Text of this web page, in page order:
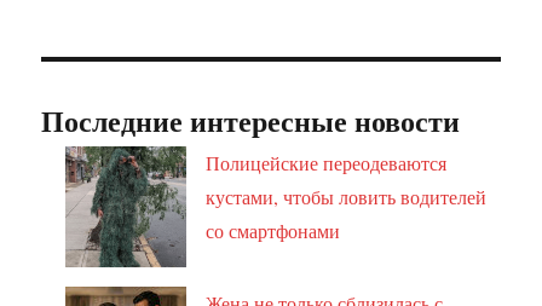
Последние интересные новости
Полицейские переодеваются
кустами, чтобы ловить водителей
со смартфонами